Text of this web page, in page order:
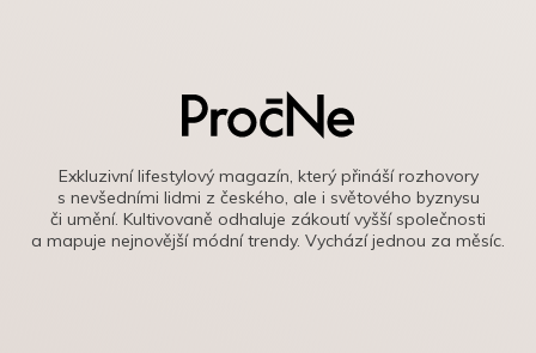
Exkluzivní lifestylový magazín, který přináší rozhovory
s nevšedními lidmi z českého, ale i světového byznysu
či umění. Kultivovaně odhaluje zákoutí vyšší společnosti
a mapuje nejnovější módní trendy. Vychází jednou za měsíc.